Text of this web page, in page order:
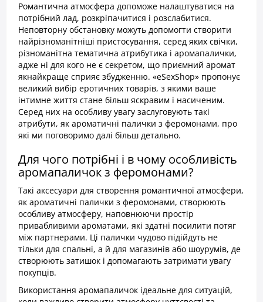
Романтична атмосфера допоможе налаштуватися на
потрібний лад, розкріпачитися і розслабитися.
Неповторну обстановку можуть допомогти створити
найрізноманітніші пристосування, серед яких свічки,
різноманітна тематична атрибутика і аромапалички,
адже ні для кого не є секретом, що приємний аромат
якнайкраще сприяє збудженню. «eSexShop» пропонує
великий вибір еротичних товарів, з якими ваше
інтимне життя стане більш яскравим і насиченим.
Серед них на особливу увагу заслуговують такі
атрибути, як ароматичні палички з феромонами, про
які ми поговоримо далі більш детально.
Для чого потрібні і в чому особливість
аромапаличок з феромонами?
Такі аксесуари для створення романтичної атмосфери,
як ароматичні палички з феромонами, створюють
особливу атмосферу, наповнюючи простір
привабливими ароматами, які здатні посилити потяг
між партнерами. Ці палички чудово підійдуть не
тільки для спальні, а й для магазинів або шоурумів, де
створюють затишок і допомагають затримати увагу
покупців.
Використання аромапаличок ідеальне для ситуацій,